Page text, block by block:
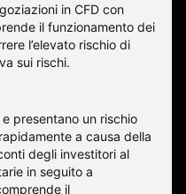
in CFD con
il funzionamento dei
l’elevato rischio di
sui rischi.
presentano un rischio
a causa della
degli investitori al
in seguito a
il